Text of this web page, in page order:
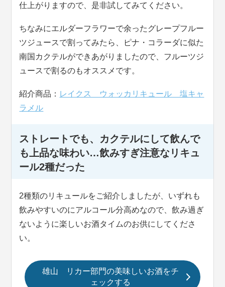
仕上がりますので、是非試してみてください。
ちなみにエルダーフラワーで余ったグレープフルー
ツジュースで割ってみたら、ピナ・コラーダに似た
南国カクテルができあがりましたので、フルーツジ
ュースで割るのもオススメです。
紹介商品： レイクス ウォッカリキュール 塩キャ
ラメル
ストレートでも、カクテルにして飲んで
も上品な味わい…飲みすぎ注意なリキュ
ール2種だった
2種類のリキュールをご紹介しましたが、いずれも
飲みやすいのにアルコール分高めなので、飲み過ぎ
ないように楽しいお酒タイムのお供にしてくださ
い。
雄山 リカー部門の美味しいお酒をチ
ェックする